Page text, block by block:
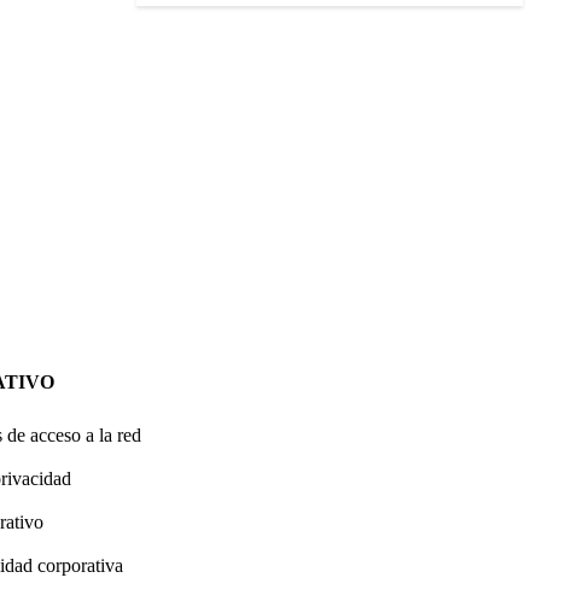
acceso a la red
corporativa